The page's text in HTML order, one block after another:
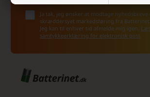
Ja tak, jeg ønsker at modtage nyhedsbreve
skræddersyet markedsføring fra
Jeg kan til enhver tid afmelde mig igen.
samtykkeerklæring for elektronisk post